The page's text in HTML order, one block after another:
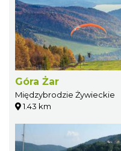
Góra Żar
Międzybrodzie Żywieckie
1.43 km